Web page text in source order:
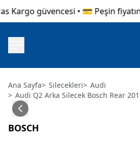
Kargo güvencesi • 💳 Peşin
Ana Sayfa> Silecekleri> Audi
> Audi Q2 Arka Silecek Bosch Rear
BOSCH